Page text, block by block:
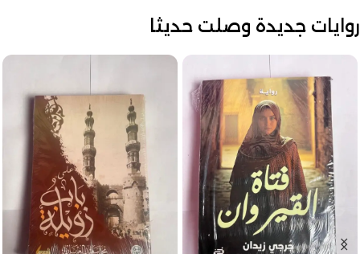
روايات جديدة وصلت حديثا